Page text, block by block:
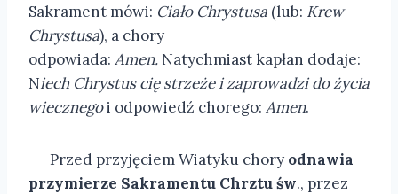
Sakrament mówi: Ciało Chrystusa (lub: Krew
Chrystusa), a chory
odpowiada: Amen. Natychmiast kapłan dodaje:
Niech Chrystus cię strzeże i zaprowadzi do życia
wiecznegoi odpowiedź chorego: Amen.
Przed przyjęciem Wiatyku chory odnawia
przymierze Sakramentu Chrztu św., przez